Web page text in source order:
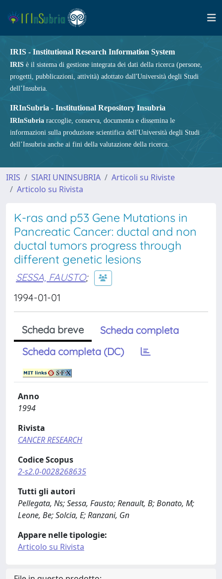
IRIS - Institutional Research Information System
IRIS è il sistema di gestione integrata dei dati della ricerca (persone,
progetti, pubblicazioni, attività) adottato dall'Università degli Studi
dell’Insubria.
IRInSubria - Institutional Repository Insubria
IRInSubria raccoglie, conserva, documenta e dissemina le
informazioni sulla produzione scientifica dell'Università degli Studi
dell’Insubria anche ai fini della valutazione della ricerca.
IRIS SIARI UNINSUBRIA
Articoli su Riviste
Articolo su Rivista
K-ras and p53 Gene Mutations in
Pancreatic Cancer: ductal and non
ductal tumors progress through
different genetic lesions
SESSA, FAUSTO;
1994-01-01
Scheda breve
Scheda completa
Scheda completa (DC)
Anno
1994
Rivista
CANCER RESEARCH
Codice Scopus
2-s2.0-0028268635
Tutti gli autori
Pellegata, Ns; Sessa, Fausto; Renault, B; Bonato, M;
Leone, Be; Solcia, E; Ranzani, Gn
Appare nelle tipologie:
Articolo su Rivista